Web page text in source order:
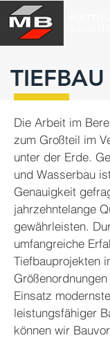
TIEFBAU
Die Arbeit im
zum Großteil im
unter der Erde.
und Wasserbau
Genauigkeit
jahrzehntelange
gewährleisten.
umfangreiche
Tiefbauprojekten
Einsatz
leistungsfähiger
können wir